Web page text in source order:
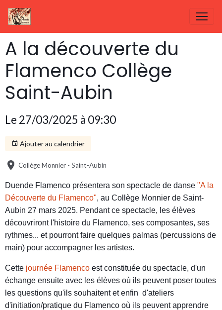
A la découverte du
Flamenco Collège
Saint-Aubin
Le 27/03/2025 à 09:30
Ajouter au calendrier
Collège Monnier - Saint-Aubin
Duende Flamenco présentera son spectacle de danse "A la
Découverte du Flamenco", au Collège Monnier de Saint-
Aubin 27 mars 2025. Pendant ce spectacle, les élèves
découvriront l'histoire du Flamenco, ses composantes, ses
rythmes... et pourront faire quelques palmas (percussions de
main) pour accompagner les artistes.
Cette journée Flamenco est constituée du spectacle, d'un
échange ensuite avec les élèves où ils peuvent poser toutes
les questions qu'ils souhaitent et enfin d'ateliers
d'initiation/pratique du Flamenco où ils peuvent apprendre